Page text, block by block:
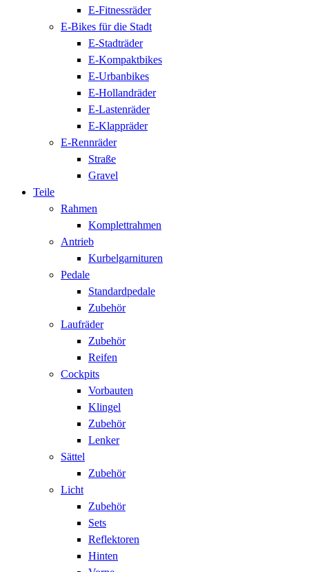
E-Fitnessräder
E-Bikes für die Stadt
E-Stadträder
E-Kompaktbikes
E-Urbanbikes
E-Hollandräder
E-Lastenräder
E-Klappräder
E-Rennräder
Straße
Gravel
Teile
Rahmen
Komplettrahmen
Antrieb
Kurbelgarnituren
Pedale
Standardpedale
Zubehör
Laufräder
Zubehör
Reifen
Cockpits
Vorbauten
Klingel
Zubehör
Lenker
Sättel
Zubehör
Licht
Zubehör
Sets
Reflektoren
Hinten